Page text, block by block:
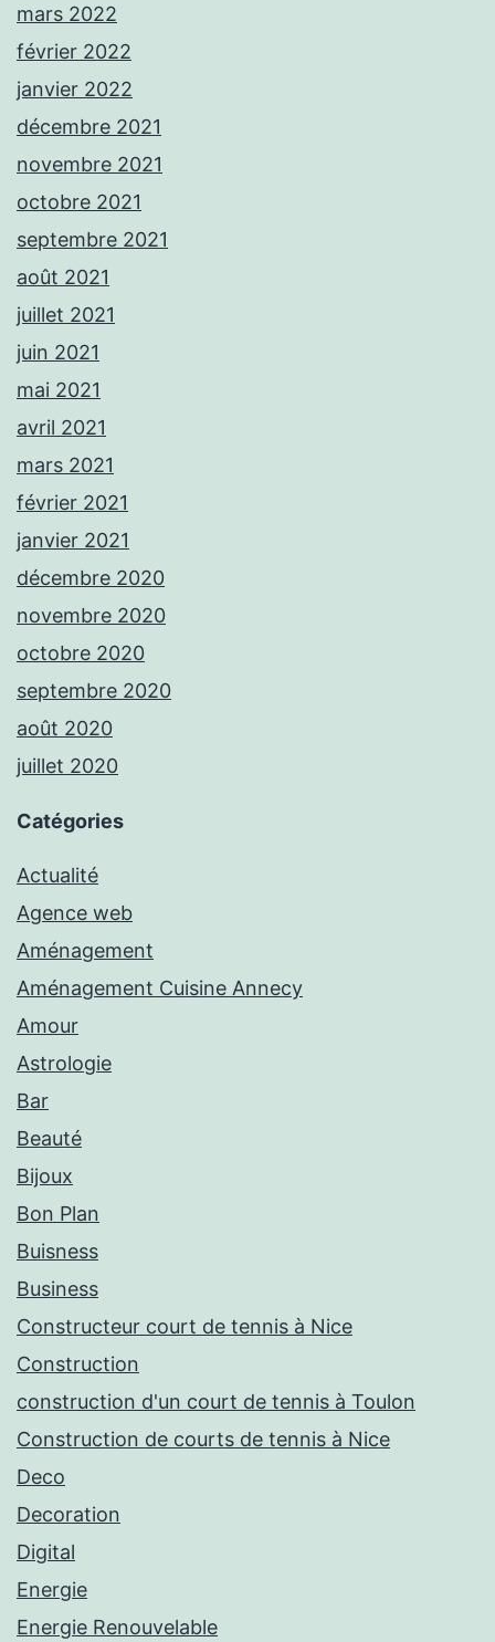
mars 2022
février 2022
janvier 2022
décembre 2021
novembre 2021
octobre 2021
septembre 2021
août 2021
juillet 2021
juin 2021
mai 2021
avril 2021
mars 2021
février 2021
janvier 2021
décembre 2020
novembre 2020
octobre 2020
septembre 2020
août 2020
juillet 2020
Catégories
Actualité
Agence web
Aménagement
Aménagement Cuisine Annecy
Amour
Astrologie
Bar
Beauté
Bijoux
Bon Plan
Buisness
Business
Constructeur court de tennis à Nice
Construction
construction d'un court de tennis à Toulon
Construction de courts de tennis à Nice
Deco
Decoration
Digital
Energie
Energie Renouvelable